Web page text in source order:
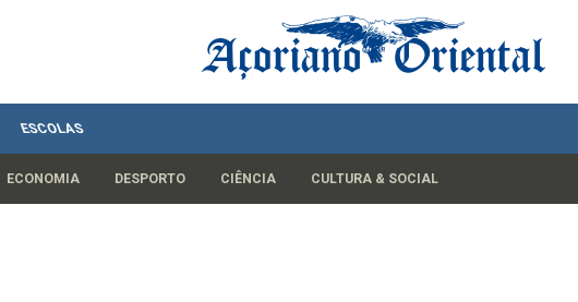
ESCOLAS
ECONOMIA DESPORTO CIÊNCIA CULTURA & SOCIAL